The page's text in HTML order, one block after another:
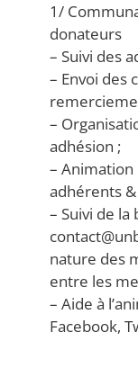
1/
donateurs
– Suivi des
– Envoi des
–
adhésion ;
–
adhérents
– Suivi de la
nature des
entre les
– Aide à
Facebook,